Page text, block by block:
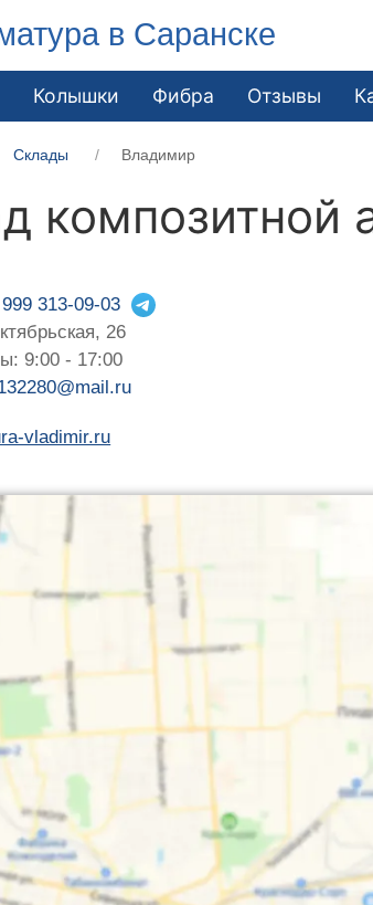
в Саранске
Колышки Фибра Отзывы
Склады Владимир
композитной
313-09-03
26
9:00 - 17:00
vladimir.ru